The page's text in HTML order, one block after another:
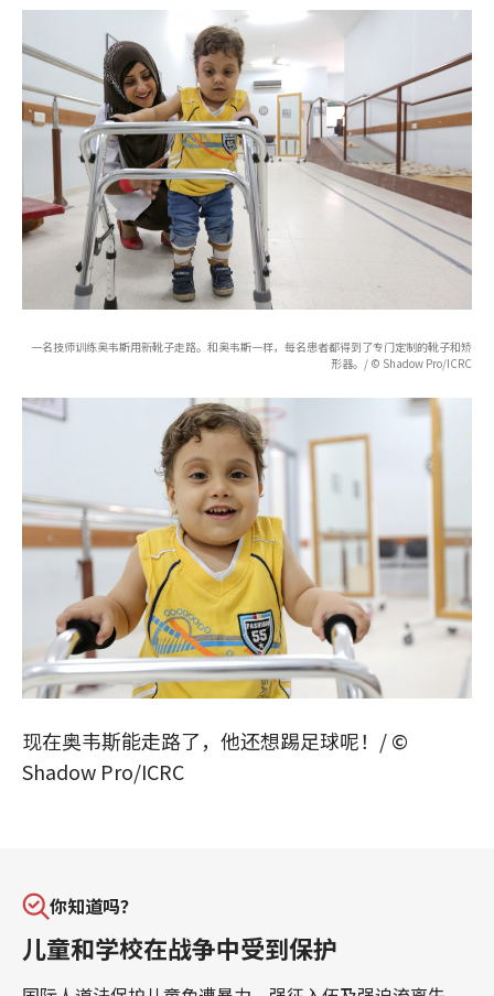
一名技师训练奥韦斯用新靴子走路。和奥韦斯一样，每名患者都得到了专门定制的靴子和矫
形器。/ © Shadow Pro/ICRC
现在奥韦斯能走路了，他还想踢足球呢！/ ©
Shadow Pro/ICRC
你知道吗？
儿童和学校在战争中受到保护